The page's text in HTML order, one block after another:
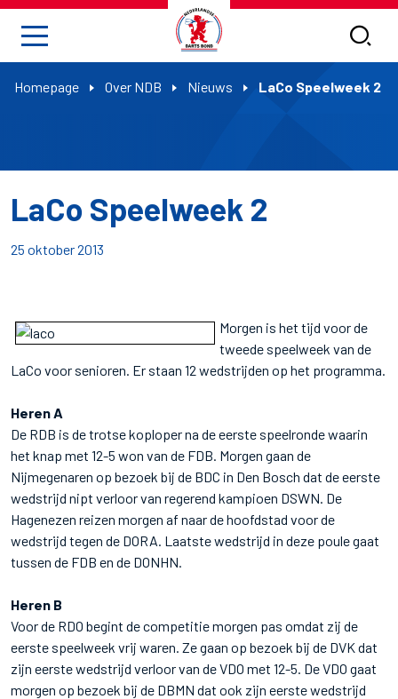
Homepage Over NDB Nieuws LaCo Speelweek 2
LaCo Speelweek 2
25 oktober 2013
Morgen is het tijd voor de
tweede speelweek van de
LaCo voor senioren. Er staan 12 wedstrijden op het programma.
Heren A
De RDB is de trotse koploper na de eerste speelronde waarin
het knap met 12-5 won van de FDB. Morgen gaan de
Nijmegenaren op bezoek bij de BDC in Den Bosch dat de eerste
wedstrijd nipt verloor van regerend kampioen DSWN. De
Hagenezen reizen morgen af naar de hoofdstad voor de
wedstrijd tegen de DORA. Laatste wedstrijd in deze poule gaat
tussen de FDB en de DONHN.
Heren B
Voor de RDO begint de competitie morgen pas omdat zij de
eerste speelweek vrij waren. Ze gaan op bezoek bij de DVK dat
zijn eerste wedstrijd verloor van de VDO met 12-5. De VDO gaat
morgen op bezoek bij de DBMN dat ook zijn eerste wedstrijd